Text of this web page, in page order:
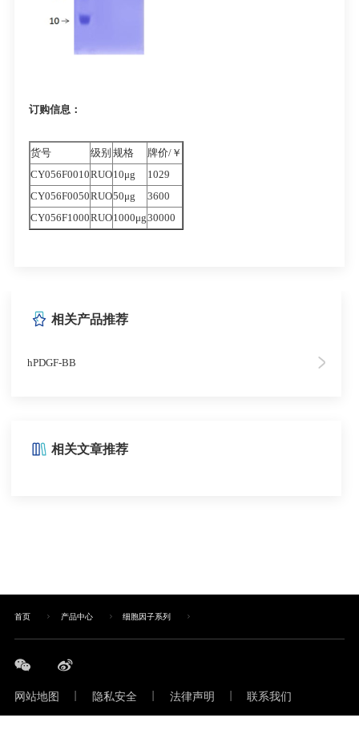
订购信息：
货号 级别 规格
牌价/￥
CY056F0010RUO10μg
1029
CY056F0050RUO50μg
3600
CY056F1000RUO1000μg30000
相关产品推荐
hPDGF-BB
相关文章推荐
首页 产品中心 细胞因子系列
网站地图 | 隐私安全 | 法律声明 |
联系我们